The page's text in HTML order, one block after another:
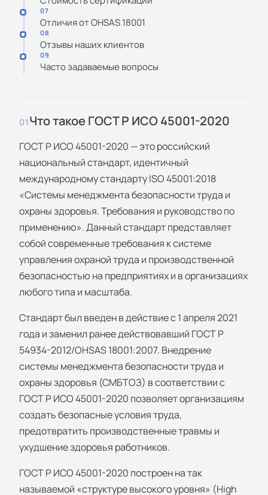
07
Отличия от OHSAS 18001
08
Отзывы наших клиентов
09
Часто задаваемые вопросы
01Что такое ГОСТ Р ИСО 45001-2020
ГОСТ Р ИСО 45001-2020 — это российский
национальный стандарт, идентичный
международному стандарту ISO 45001:2018
«Системы менеджмента безопасности труда и
охраны здоровья. Требования и руководство по
применению». Данный стандарт представляет
собой современные требования к системе
управления охраной труда и производственной
безопасностью на предприятиях и в организациях
любого типа и масштаба.
Стандарт был введен в действие с 1 апреля 2021
года и заменил ранее действовавший ГОСТ Р
54934-2012/OHSAS 18001:2007. Внедрение
системы менеджмента безопасности труда и
охраны здоровья (СМБТОЗ) в соответствии с
ГОСТ Р ИСО 45001-2020 позволяет организациям
создать безопасные условия труда,
предотвратить производственные травмы и
ухудшение здоровья работников.
ГОСТ Р ИСО 45001-2020 построен на так
называемой «структуре высокого уровня» (High